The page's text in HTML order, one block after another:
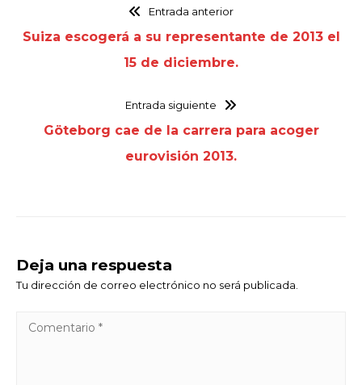
Entrada anterior
Suiza escogerá a su representante de 2013 el
15 de diciembre.
Entrada siguiente
Göteborg cae de la carrera para acoger
eurovisión 2013.
Deja una respuesta
Tu dirección de correo electrónico no será publicada.